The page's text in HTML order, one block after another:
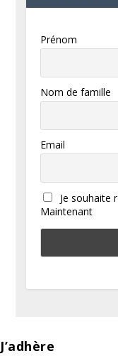
Prénom
Nom de famille
Email
Je souhaite
Maintenant
J’adhère